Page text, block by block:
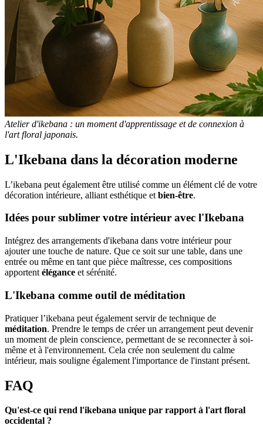
Atelier d'ikebana : un moment d'apprentissage et de connexion à
l'art floral japonais.
L'Ikebana dans la décoration moderne
L’ikebana peut également être utilisé comme un élément clé de votre
décoration intérieure, alliant esthétique et bien-être.
Idées pour sublimer votre intérieur avec l'Ikebana
Intégrez des arrangements d'ikebana dans votre intérieur pour
ajouter une touche de nature. Que ce soit sur une table, dans une
entrée ou même en tant que pièce maîtresse, ces compositions
apportent élégance et sérénité.
L'Ikebana comme outil de méditation
Pratiquer l’ikebana peut également servir de technique de
méditation. Prendre le temps de créer un arrangement peut devenir
un moment de plein conscience, permettant de se reconnecter à soi-
même et à l'environnement. Cela crée non seulement du calme
intérieur, mais souligne également l'importance de l'instant présent.
FAQ
Qu'est-ce qui rend l'ikebana unique par rapport à l'art floral
occidental ?